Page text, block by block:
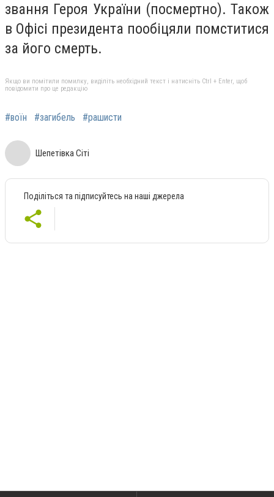
звання Героя України (посмертно). Також
в Офісі президента пообіцяли помститися
за його смерть.
Якщо ви помітили помилку, виділіть необхідний текст і натисніть Ctrl + Enter, щоб
повідомити про це редакцію
#воїн #загибель #рашисти
Шепетівка Сіті
Поділіться та підписуйтесь на наші джерела